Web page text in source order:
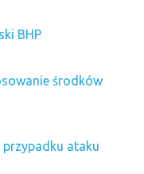
BHP
środków
ataku